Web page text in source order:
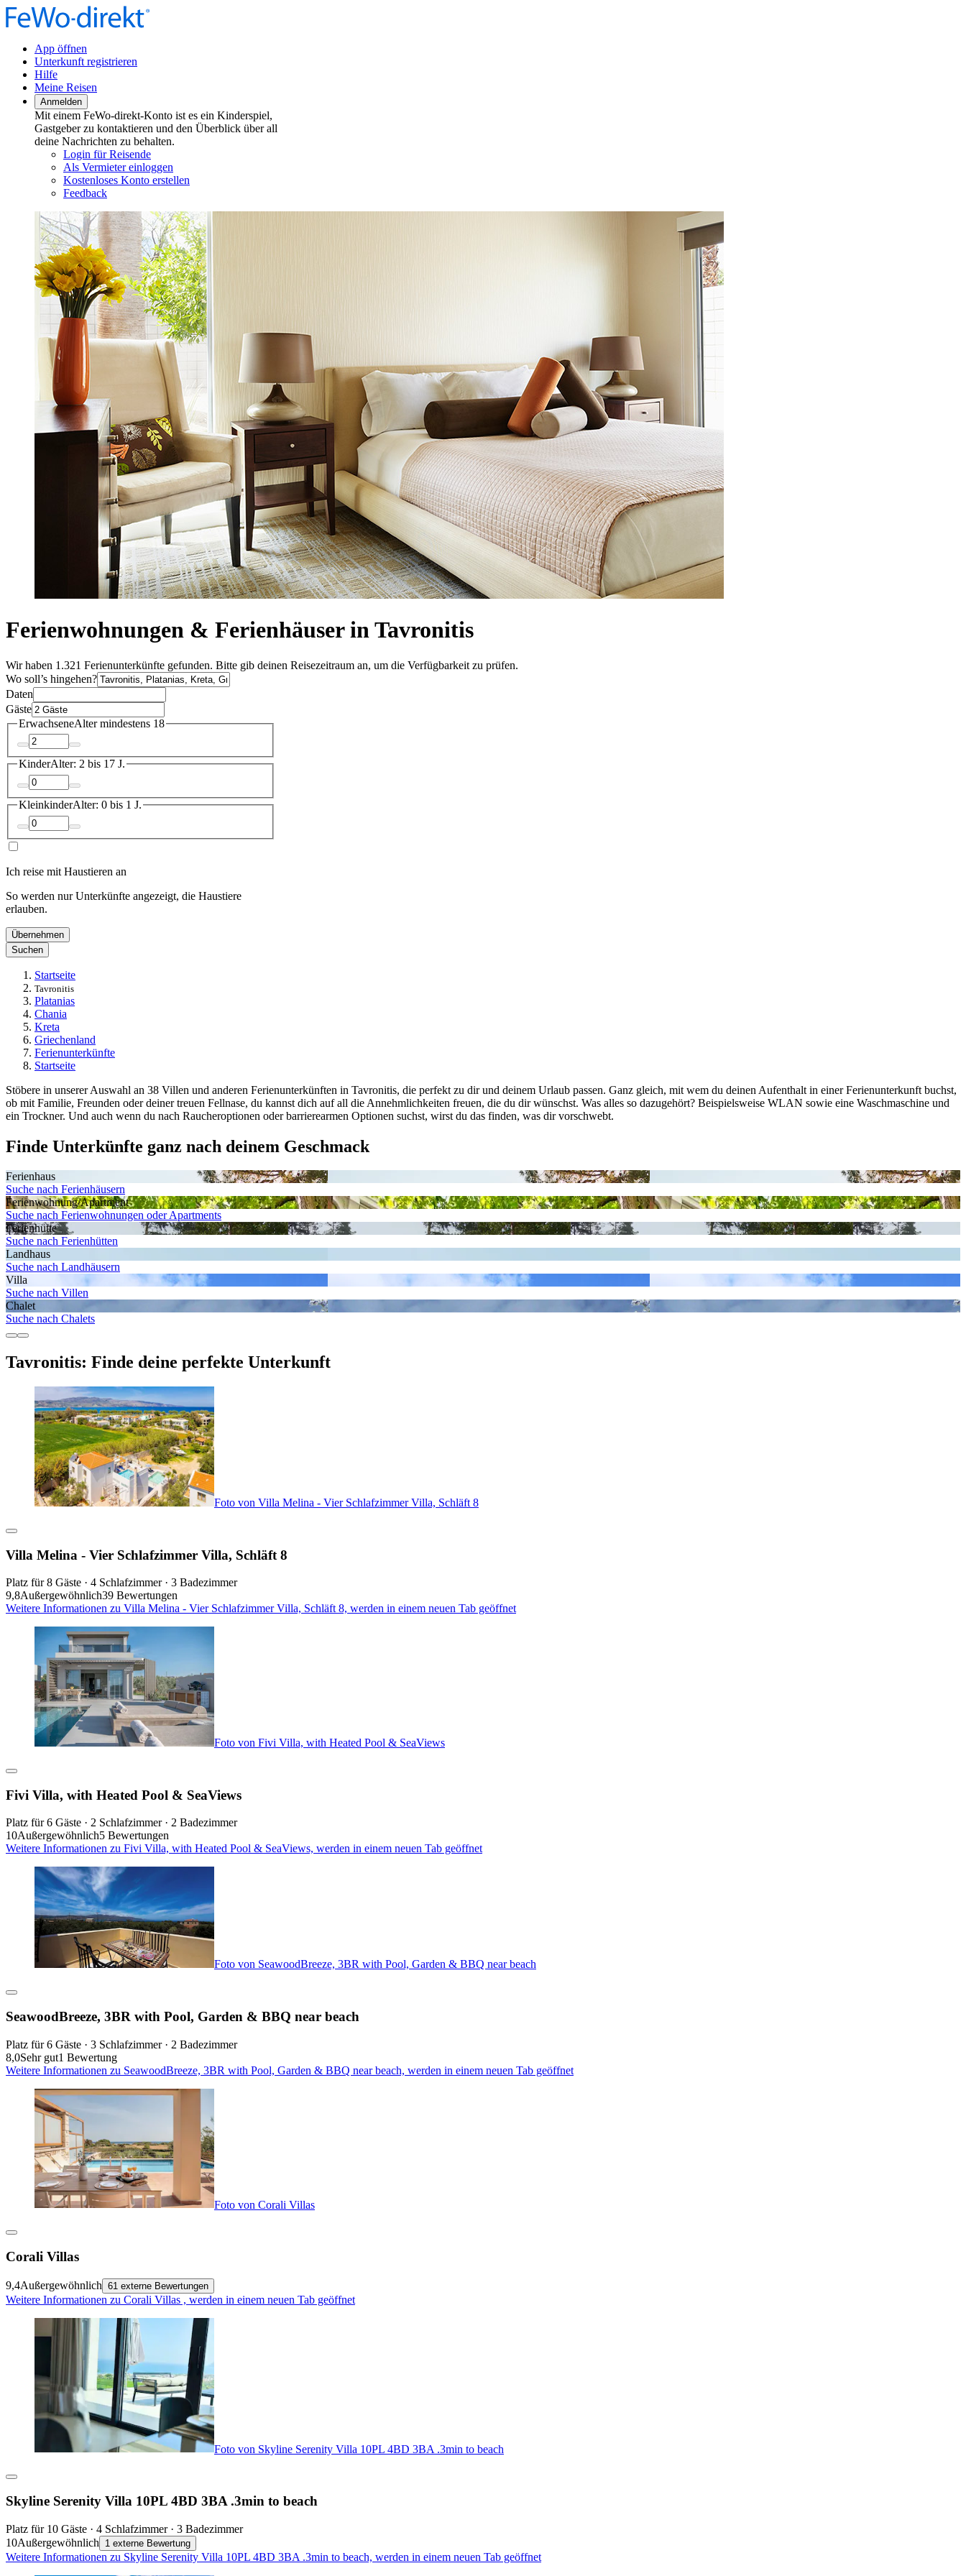
App öffnen
Unterkunft registrieren
Hilfe
Meine Reisen
Anmelden
Mit einem FeWo-direkt-Konto ist es ein Kinderspiel,
Gastgeber zu kontaktieren und den Überblick über all
deine Nachrichten zu behalten.
Login für Reisende
Als Vermieter einloggen
Kostenloses Konto erstellen
Feedback
Ferienwohnungen & Ferienhäuser in Tavronitis
Wir haben 1.321 Ferienunterkünfte gefunden. Bitte gib deinen Reisezeitraum an, um die Verfügbarkeit zu prüfen.
Wo soll’s hingehen?
Daten
Gäste
ErwachseneAlter mindestens 18
KinderAlter: 2 bis 17 J.
KleinkinderAlter: 0 bis 1 J.
Ich reise mit Haustieren an
So werden nur Unterkünfte angezeigt, die Haustiere
erlauben.
Übernehmen
Suchen
Startseite
Tavronitis
Platanias
Chania
Kreta
Griechenland
Ferienunterkünfte
Startseite
Stöbere in unserer Auswahl an 38 Villen und anderen Ferienunterkünften in Tavronitis, die perfekt zu dir und deinem Urlaub passen. Ganz gleich, mit wem du deinen Aufenthalt in einer Ferienunterkunft buchst,
ob mit Familie, Freunden oder deiner treuen Fellnase, du kannst dich auf all die Annehmlichkeiten freuen, die du dir wünschst. Was alles so dazugehört? Beispielsweise WLAN sowie eine Waschmaschine und
ein Trockner. Und auch wenn du nach Raucheroptionen oder barrierearmen Optionen suchst, wirst du das finden, was dir vorschwebt.
Finde Unterkünfte ganz nach deinem Geschmack
Ferienhaus
Suche nach Ferienhäusern
Ferienwohnung/Apartment
Suche nach Ferienwohnungen oder Apartments
Ferienhütte
Suche nach Ferienhütten
Landhaus
Suche nach Landhäusern
Villa
Suche nach Villen
Chalet
Suche nach Chalets
Tavronitis: Finde deine perfekte Unterkunft
Foto von Villa Melina - Vier Schlafzimmer Villa, Schläft 8
Villa Melina - Vier Schlafzimmer Villa, Schläft 8
Platz für 8 Gäste · 4 Schlafzimmer · 3 Badezimmer
9,8Außergewöhnlich39 Bewertungen
Weitere Informationen zu Villa Melina - Vier Schlafzimmer Villa, Schläft 8, werden in einem neuen Tab geöffnet
Foto von Fivi Villa, with Heated Pool & SeaViews
Fivi Villa, with Heated Pool & SeaViews
Platz für 6 Gäste · 2 Schlafzimmer · 2 Badezimmer
10Außergewöhnlich5 Bewertungen
Weitere Informationen zu Fivi Villa, with Heated Pool & SeaViews, werden in einem neuen Tab geöffnet
Foto von SeawoodBreeze, 3BR with Pool, Garden & BBQ near beach
SeawoodBreeze, 3BR with Pool, Garden & BBQ near beach
Platz für 6 Gäste · 3 Schlafzimmer · 2 Badezimmer
8,0Sehr gut1 Bewertung
Weitere Informationen zu SeawoodBreeze, 3BR with Pool, Garden & BBQ near beach, werden in einem neuen Tab geöffnet
Foto von Corali Villas
Corali Villas
9,4Außergewöhnlich 61 externe Bewertungen
Weitere Informationen zu Corali Villas , werden in einem neuen Tab geöffnet
Foto von Skyline Serenity Villa 10PL 4BD 3BA .3min to beach
Skyline Serenity Villa 10PL 4BD 3BA .3min to beach
Platz für 10 Gäste · 4 Schlafzimmer · 3 Badezimmer
10Außergewöhnlich 1 externe Bewertung
Weitere Informationen zu Skyline Serenity Villa 10PL 4BD 3BA .3min to beach, werden in einem neuen Tab geöffnet